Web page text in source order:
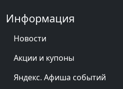
Информация
Новости
Акции и купоны
Яндекс. Афиша событий